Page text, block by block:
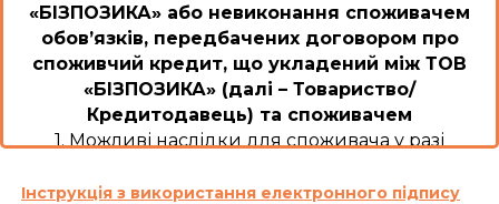
«БІЗПОЗИКА» або невиконання споживачем
обов’язків, передбачених договором про
споживчий кредит, що укладений між ТОВ
«БІЗПОЗИКА» (далі – Товариство/
Кредитодавець) та споживачем
1. Можливі наслідки для споживача у разі
невиконання ним обов’язків згідно з договором
Інструкція з використання електронного підпису